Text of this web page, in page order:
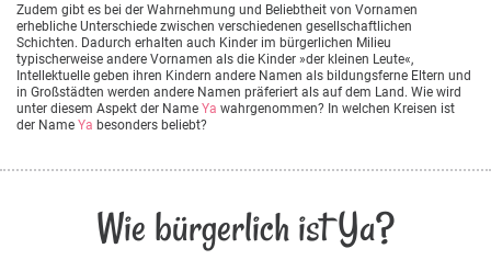
Zudem gibt es bei der Wahrnehmung und Beliebtheit von Vornamen
erhebliche Unterschiede zwischen verschiedenen gesellschaftlichen
Schichten. Dadurch erhalten auch Kinder im bürgerlichen Milieu
typischerweise andere Vornamen als die Kinder »der kleinen Leute«,
Intellektuelle geben ihren Kindern andere Namen als bildungsferne Eltern und
in Großstädten werden andere Namen präferiert als auf dem Land. Wie wird
unter diesem Aspekt der Name Ya wahrgenommen? In welchen Kreisen ist
der Name Ya besonders beliebt?
Wie bürgerlich ist Ya?